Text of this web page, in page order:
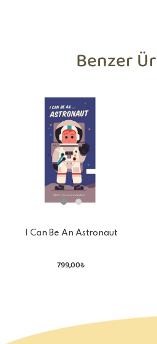
Benzer
I Can Be An Astronaut
799,00₺